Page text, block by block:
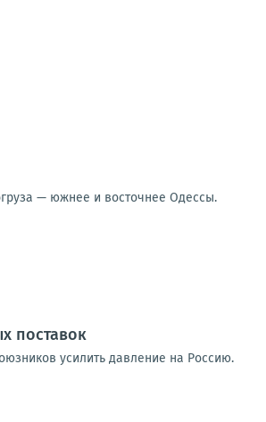
— южнее и восточнее Одессы.
поставок
усилить давление на Россию.